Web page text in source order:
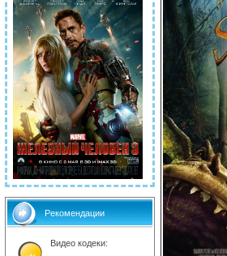
Рекомендации
Видео кодеки: